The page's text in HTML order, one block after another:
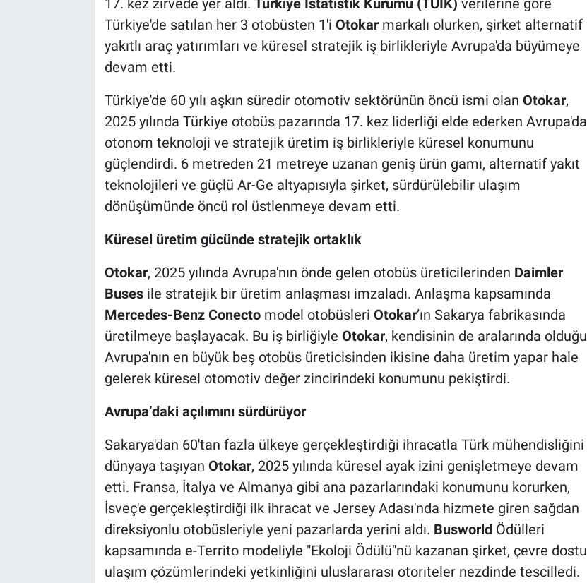
17. kez zirvede yer aldı. Türkiye İstatistik Kurumu (TÜİK) verilerine göre
Türkiye'de satılan her 3 otobüsten 1'i Otokarmarkalı olurken, şirket alternatif
yakıtlı araç yatırımları ve küresel stratejik iş birlikleriyle Avrupa'da büyümeye
devam etti.
Türkiye'de 60 yılı aşkın süredir otomotiv sektörünün öncü ismi olan Otokar,
2025 yılında Türkiye otobüs pazarında 17. kez liderliği elde ederken Avrupa'da
otonom teknoloji ve stratejik üretim iş birlikleriyle küresel konumunu
güçlendirdi. 6 metreden 21 metreye uzanan geniş ürün gamı, alternatif yakıt
teknolojileri ve güçlü Ar-Ge altyapısıyla şirket, sürdürülebilir ulaşım
dönüşümünde öncü rol üstlenmeye devam etti.
Küresel üretim gücünde stratejik ortaklık
Otokar, 2025 yılında Avrupa'nın önde gelen otobüs üreticilerinden Daimler
Busesile stratejik bir üretim anlaşması imzaladı. Anlaşma kapsamında
Mercedes-Benz Conectomodel otobüsleri Otokar’ın Sakarya fabrikasında
üretilmeye başlayacak. Bu iş birliğiyle Otokar, kendisinin de aralarında olduğu
Avrupa'nın en büyük beş otobüs üreticisinden ikisine daha üretim yapar hale
gelerek küresel otomotiv değer zincirindeki konumunu pekiştirdi.
Avrupa’daki açılımını sürdürüyor
Sakarya'dan 60'tan fazla ülkeye gerçekleştirdiği ihracatla Türk mühendisliğini
dünyaya taşıyan Otokar, 2025 yılında küresel ayak izini genişletmeye devam
etti. Fransa, İtalya ve Almanya gibi ana pazarlarındaki konumunu korurken,
İsveç'e gerçekleştirdiği ilk ihracat ve Jersey Adası'nda hizmete giren sağdan
direksiyonlu otobüsleriyle yeni pazarlarda yerini aldı. BusworldÖdülleri
kapsamında e-Territo modeliyle "Ekoloji Ödülü"nü kazanan şirket, çevre dostu
ulaşım çözümlerindeki yetkinliğini uluslararası otoriteler nezdinde tescilledi.